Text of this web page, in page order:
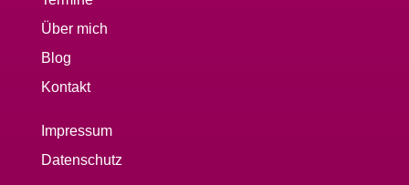
Über mich
Blog
Kontakt
Impressum
Datenschutz